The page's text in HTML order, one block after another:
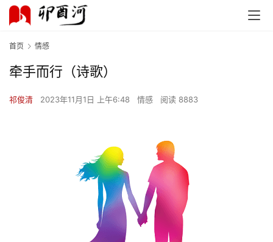
首页 情感
牵手而行（诗歌）
祁俊清 2023年11月1日 上午6:48 情感 阅读 8883